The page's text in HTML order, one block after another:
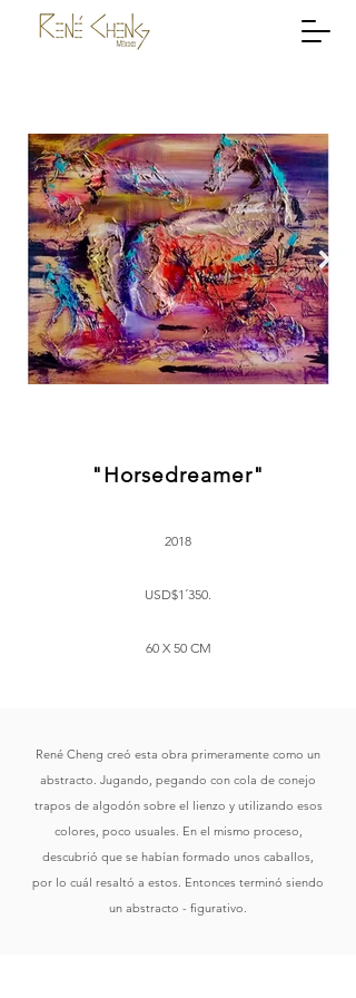
"Horsedreamer"
2018
USD$1´350.
60 X 50 CM
René Cheng creó esta obra primeramente como un
abstracto. Jugando, pegando con cola de conejo
trapos de algodón sobre el lienzo y utilizando esos
colores, poco usuales. En el mismo proceso,
descubrió que se habían formado unos caballos,
por lo cuál resaltó a estos. Entonces terminó siendo
un abstracto - figurativo.